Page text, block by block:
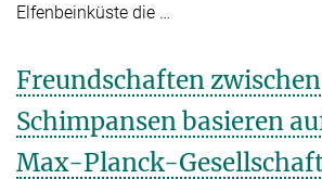
Elfenbeinküste die …
Freundschaften zwischen
Schimpansen basieren
Max-Planck-